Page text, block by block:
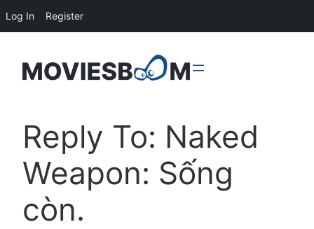
Reply To: Naked
Weapon: Sống
còn.
Log In Register